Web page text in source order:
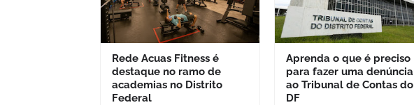
Rede Acuas Fitness é
destaque no ramo de
academias no Distrito
Federal
Aprenda o que é preciso
para fazer uma denúncia
ao Tribunal de Contas do
DF